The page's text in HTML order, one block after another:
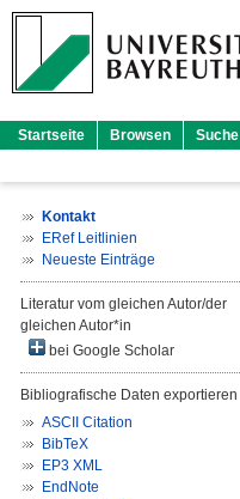
Startseite Browsen Suche
Kontakt
ERef Leitlinien
Neueste Einträge
Literatur vom gleichen Autor/der
gleichen Autor*in
bei Google Scholar
Bibliografische Daten exportieren
ASCII Citation
BibTeX
EP3 XML
EndNote